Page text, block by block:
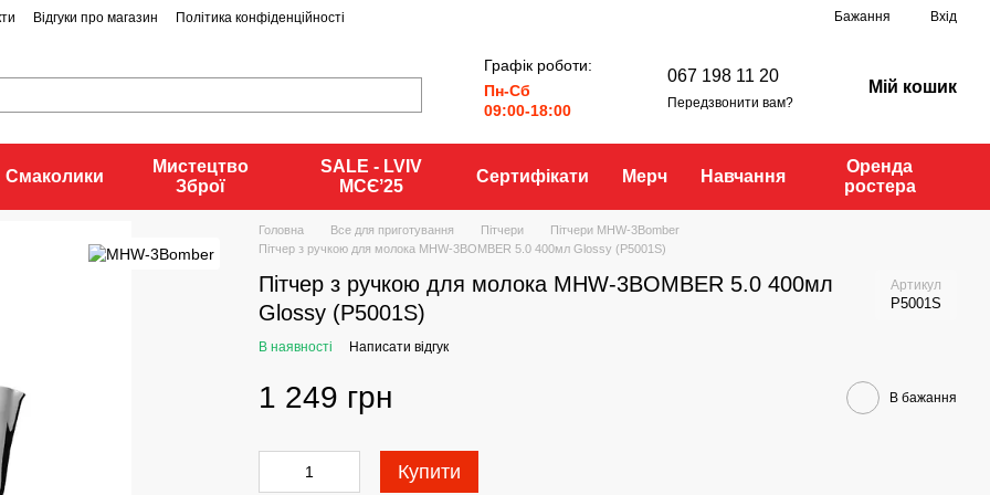
Відгуки про магазин Політика конфіденційності Бажання Вхід
Графік роботи:
Пн-Сб
09:00-18:00
067 198 11 20
Передзвонити вам?
Мій кошик
Смаколики
Мистецтво
Зброї
SALE - LVIV
MCЄʼ25
Сертифікати Мерч Навчання
Оренда
ростера
Головна Все для приготування Пітчери
Пітчери MHW-3Bomber
Пітчер з ручкою для молока MHW-3BOMBER 5.0 400мл Glossy (P5001S)
Пітчер з ручкою для молока MHW-3BOMBER 5.0 400мл
Glossy (P5001S)
Артикул
P5001S
В наявності Написати відгук
1 249 грн В бажання
Купити